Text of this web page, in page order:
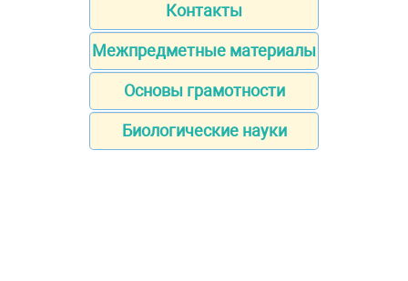
Контакты
Межпредметные материалы
Основы грамотности
Биологические науки